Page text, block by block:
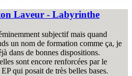
Laveur - Labyrinthe
subjectif mais quand
un nom de formation comme ça, je
dans de bonnes dispositions.
sont encore renforcées par le
qui posait de très belles bases.